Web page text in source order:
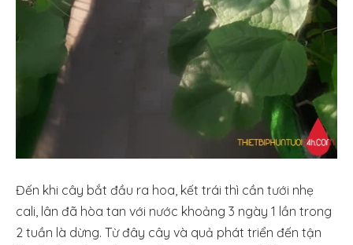
Đến khi cây bắt đầu ra hoa, kết trái thì cần tưới nhẹ
cali, lân đã hòa tan với nước khoảng 3 ngày 1 lần trong
2 tuần là dừng. Từ đây cây và quả phát triển đến tận